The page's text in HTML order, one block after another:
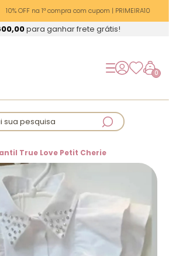
10% OFF na 1ª compra com cupom | PRIMEIRA10
para ganhar frete grátis!
0
sua pesquisa
True Love Petit Cherie